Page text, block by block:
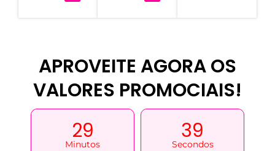
APROVEITE AGORA OS
VALORES PROMOCIAIS!
29
Minutos
38
Secondos